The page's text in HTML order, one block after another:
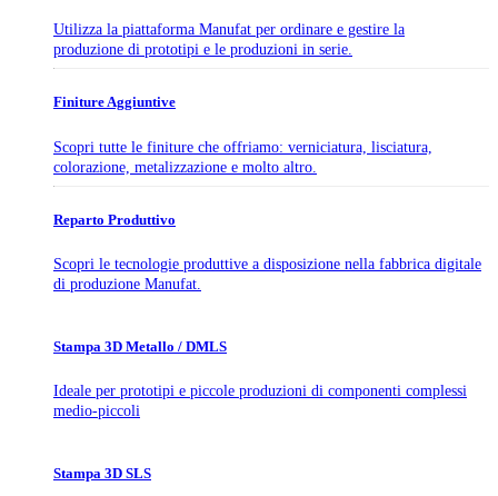
Utilizza la piattaforma Manufat per ordinare e gestire la
produzione di prototipi e le produzioni in serie.
Finiture Aggiuntive
Scopri tutte le finiture che offriamo: verniciatura, lisciatura,
colorazione, metalizzazione e molto altro.
Reparto Produttivo
Scopri le tecnologie produttive a disposizione nella fabbrica digitale
di produzione Manufat.
Stampa 3D Metallo / DMLS
Ideale per prototipi e piccole produzioni di componenti complessi
medio-piccoli
Stampa 3D SLS